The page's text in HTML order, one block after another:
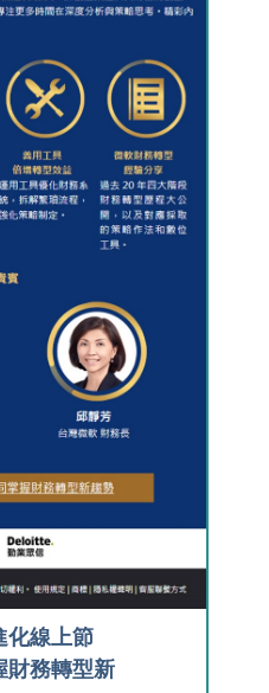
化線上節
財務轉型新